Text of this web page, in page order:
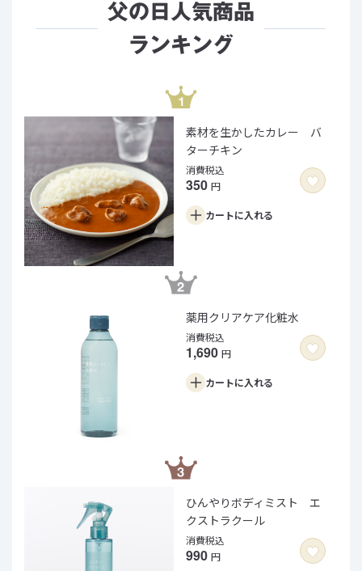
父の日人気商品
ランキング
素材を生かしたカレー バ
ターチキン
消費税込
350 円
カートに入れる
薬用クリアケア化粧水
消費税込
1,690 円
カートに入れる
ひんやりボディミスト エ
クストラクール
消費税込
990 円